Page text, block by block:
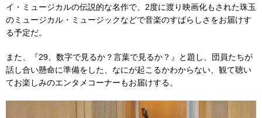
イ・ミュージカルの伝説的な名作で、2度に渡り映画化もされた珠玉
のミュージカル・ミュージックなどで音楽のすばらしさをお届けす
る予定だ。
また、『29、数字で見るか？言葉で見るか？』と題し、団員たちが
話し合い懸命に準備をした、なにが起こるかわからない、観て聴い
てお楽しみのエンタメコーナーもお届けする。